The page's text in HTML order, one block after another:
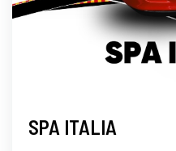
SPA ITALIA